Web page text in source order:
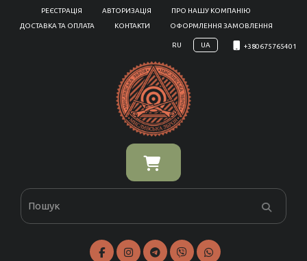
РЕЄСТРАЦІЯ АВТОРИЗАЦІЯ
ПРО НАШУ КОМПАНІЮ
ДОСТАВКА ТА ОПЛАТА
КОНТАКТИ ОФОРМЛЕННЯ ЗАМОВЛЕННЯ
RU UA +380675765401